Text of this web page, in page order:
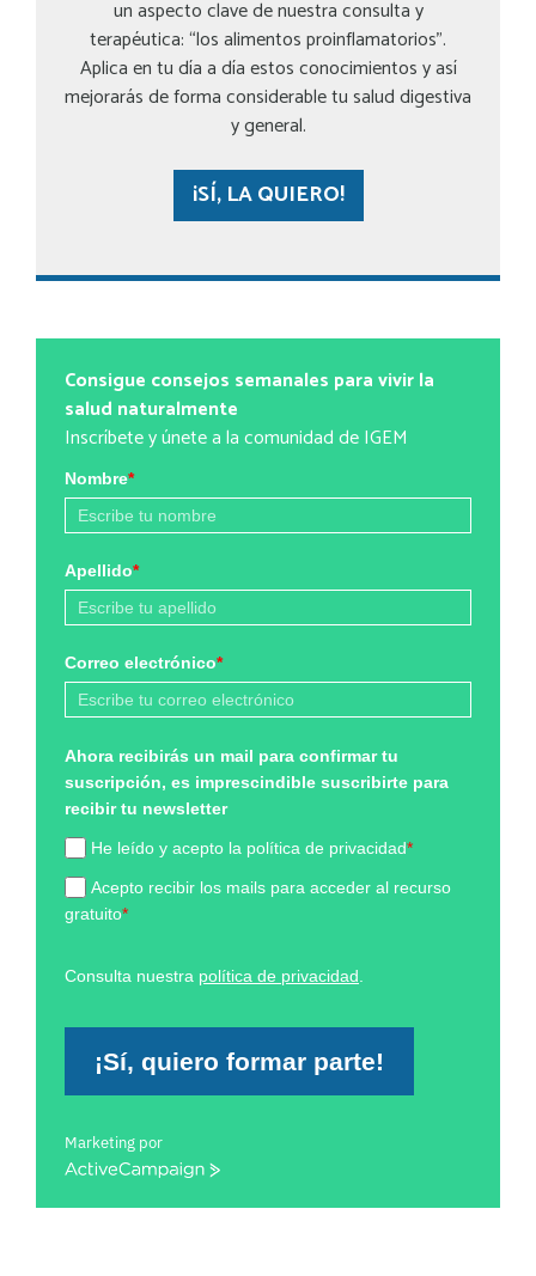
un aspecto clave de nuestra consulta y
terapéutica: “los alimentos proinflamatorios”.
Aplica en tu día a día estos conocimientos y así
mejorarás de forma considerable tu salud digestiva
y general.
¡SÍ, LA QUIERO!
Consigue consejos semanales para vivir la
salud naturalmente
Inscríbete y únete a la comunidad de IGEM
Nombre*
Apellido*
Correo electrónico*
Ahora recibirás un mail para confirmar tu
suscripción, es imprescindible suscribirte para
recibir tu newsletter
He leído y acepto la política de privacidad*
Acepto recibir los mails para acceder al recurso
gratuito*
Consulta nuestra política de privacidad
¡Sí, quiero formar parte!
Marketing por
ActiveCampaign